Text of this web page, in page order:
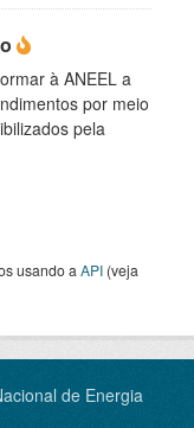
à ANEEL a
por meio
pela
usando a API (veja
de Energia